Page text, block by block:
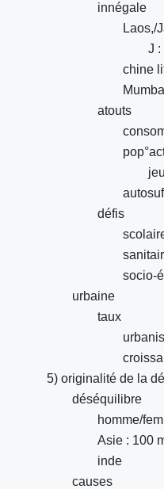
innégale
Laos,/
J :
chine
MumbaÏ
atouts
défis
socio-
urbaine
taux
5) originalité de la
déséquilibre
homme/
Asie : 100
inde
causes